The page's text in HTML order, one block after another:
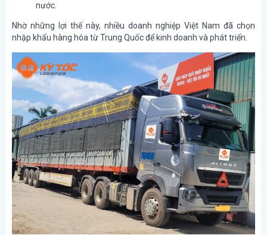
nước.
Nhờ những lợi thế này, nhiều doanh nghiệp Việt Nam đã chọn
nhập khẩu hàng hóa từ Trung Quốc để kinh doanh và phát triển.